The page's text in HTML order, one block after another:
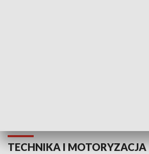
TECHNIKA I MOTORYZACJA